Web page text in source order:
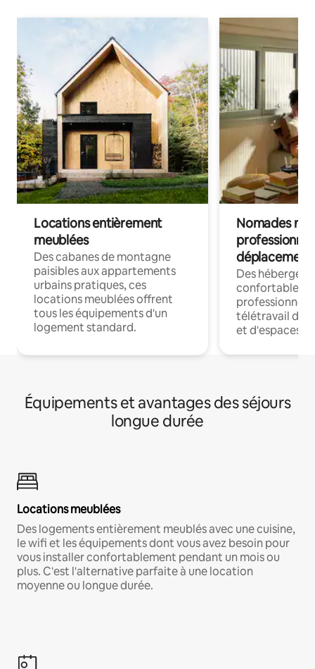
Locations entièrement
meublées
Des cabanes de montagne
paisibles aux appartements
urbains pratiques, ces
locations meublées offrent
tous les équipements d'un
logement standard.
Nomades
déplacement
Des
confortables
professionnels
télétravail
et d'espaces
Équipements et avantages des séjours
longue durée
Locations meublées
Des logements entièrement meublés avec une cuisine,
le wifi et les équipements dont vous avez besoin pour
vous installer confortablement pendant un mois ou
plus. C'est l'alternative parfaite à une location
moyenne ou longue durée.